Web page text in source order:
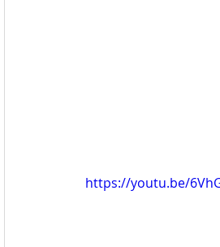
https://youtu.be/